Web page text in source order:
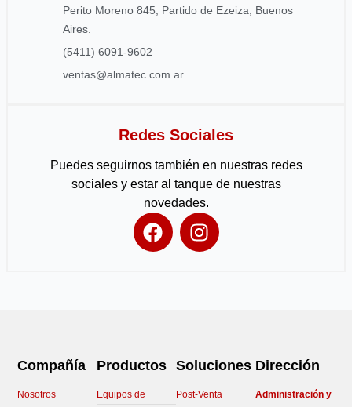
Perito Moreno 845, Partido de Ezeiza, Buenos
Aires.
(5411) 6091-9602
ventas@almatec.com.ar
Redes Sociales
Puedes seguirnos también en nuestras redes
sociales y estar al tanque de nuestras
novedades.
F
a
k
I
n
a
m
Compañía
Nosotros
Productos
Equipos de
Soluciones
Post-Venta
Dirección
Administración y